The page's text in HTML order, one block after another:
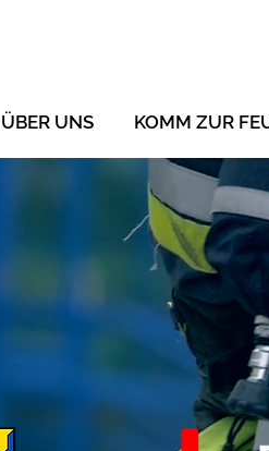
ÜBER UNS KOMM ZUR